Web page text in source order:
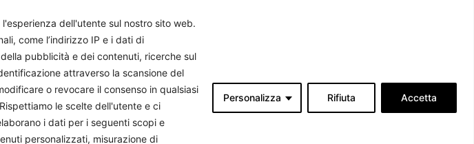
dell'utente sul nostro sito web.
come l’indirizzo IP e i dati di
pubblicità e dei contenuti, ricerche sul
attraverso la scansione del
o revocare il consenso in qualsiasi
le scelte dell'utente e ci
i dati per i seguenti scopi e
personalizzati, misurazione di
Personalizza Rifiuta Accetta